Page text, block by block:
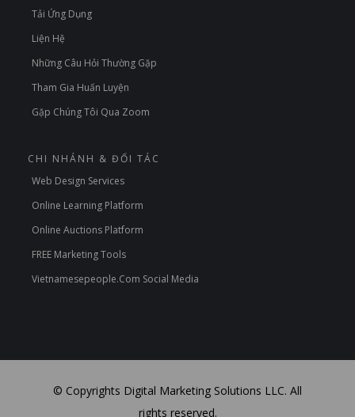
Tải Ứng Dụng
Liện Hệ
Những Câu Hỏi Thường Gặp
Tham Gia Huấn Luyện
Gặp Chúng Tôi Qua Zoom
CHI NHÁNH & ĐỐI TÁC
Web Design Services
Online Learning Platform
Online Auctions Platform
FREE Marketing Tools
Vietnamesepeople.com Social Media
© Copyrights Digital Marketing Solutions LLC. All
rights reserved.